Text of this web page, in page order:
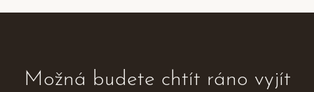
Možná budete chtít ráno vyjít